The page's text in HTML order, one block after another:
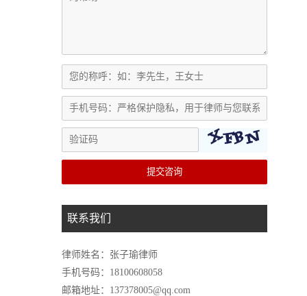
提交咨询
联系我们
律师姓名：张子瑜律师
手机号码：18100608058
邮箱地址：137378005@qq.com